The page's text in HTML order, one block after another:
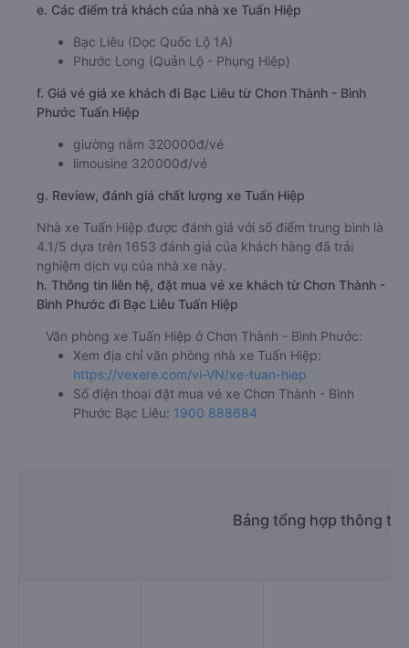
e. Các điểm trả khách của nhà xe Tuấn Hiệp
Bạc Liêu (Dọc Quốc Lộ 1A)
Phước Long (Quản Lộ - Phụng Hiệp)
f. Giá vé giá xe khách đi Bạc Liêu từ Chơn Thành - Bình
Phước Tuấn Hiệp
giường nằm 320000đ/vé
limousine 320000đ/vé
g. Review, đánh giá chất lượng xe Tuấn Hiệp
Nhà xe Tuấn Hiệp được đánh giá với số điểm trung bình là
4.1/5 dựa trên 1653 đánh giá của khách hàng đã trải
nghiệm dịch vụ của nhà xe này.
h. Thông tin liên hệ, đặt mua vé xe khách từ Chơn Thành -
Bình Phước đi Bạc Liêu Tuấn Hiệp
Văn phòng xe Tuấn Hiệp ở Chơn Thành - Bình Phước:
Xem địa chỉ văn phòng nhà xe Tuấn Hiệp:
https://vexere.com/vi-VN/xe-tuan-hiep
Số điện thoại đặt mua vé xe Chơn Thành - Bình
Phước Bạc Liêu: 1900 888684
Bảng tổng hợp thông